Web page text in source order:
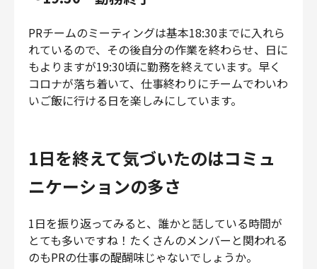
PRチームのミーティングは基本18:30までに入れら
れているので、その後自分の作業を終わらせ、日に
もよりますが19:30頃に勤務を終えています。早く
コロナが落ち着いて、仕事終わりにチームでわいわ
いご飯に行ける日を楽しみにしています。
1日を終えて気づいたのはコミュ
ニケーションの多さ
1日を振り返ってみると、誰かと話している時間が
とても多いですね！たくさんのメンバーと関われる
のもPRの仕事の醍醐味じゃないでしょうか。